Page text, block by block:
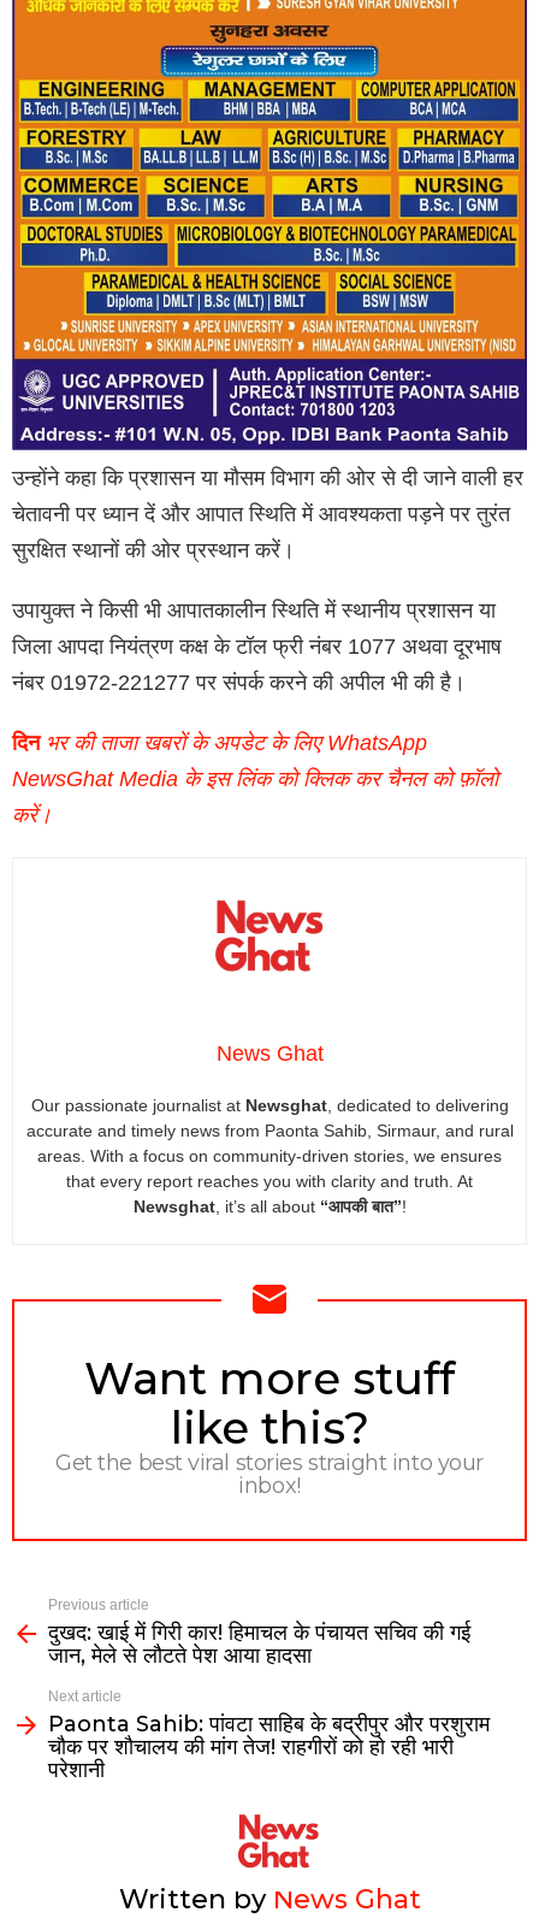
उन्होंने कहा कि प्रशासन या मौसम विभाग की ओर से दी जाने वाली हर
चेतावनी पर ध्यान दें और आपात स्थिति में आवश्यकता पड़ने पर तुरंत
सुरक्षित स्थानों की ओर प्रस्थान करें।
उपायुक्त ने किसी भी आपातकालीन स्थिति में स्थानीय प्रशासन या
जिला आपदा नियंत्रण कक्ष के टॉल फ्री नंबर 1077 अथवा दूरभाष
नंबर 01972-221277 पर संपर्क करने की अपील भी की है।
दिनभर की ताजा खबरों के अपडेट के लिए WhatsApp
NewsGhat Media के इस लिंक को क्लिक कर चैनल को फ़ॉलो
करें।
News Ghat
Our passionate journalist at Newsghat, dedicated to delivering
accurate and timely news from Paonta Sahib, Sirmaur, and rural
areas. With a focus on community-driven stories, we ensures
that every report reaches you with clarity and truth. At
Newsghat, it’s all about “आपकी बात”!
NEWSLETTER
Want more stuff
like this?
Get the best viral stories straight into your
inbox!
Previous article
दुखद: खाई में गिरी कार! हिमाचल के पंचायत सचिव की गई
जान, मेले से लौटते पेश आया हादसा
Next article
Paonta Sahib: पांवटा साहिब के बद्रीपुर और परशुराम
चौक पर शौचालय की मांग तेज! राहगीरों को हो रही भारी
परेशानी
Written by News Ghat